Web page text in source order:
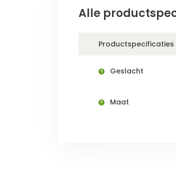
Alle
Productspecificaties
Geslacht
Maat